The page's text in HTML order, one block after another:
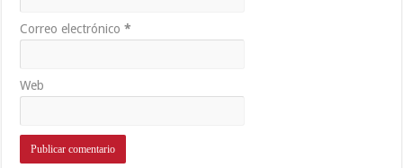
Correo electrónico*
Web